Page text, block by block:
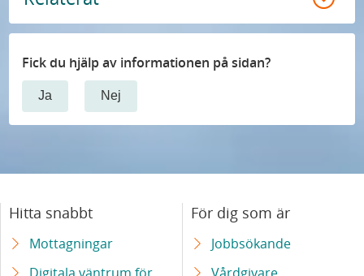
Fick du hjälp av informationen på sidan?
Ja Nej
Hitta snabbt
Mottagningar
Digitala väntrum för
För dig som är
Jobbsökande
Vårdgivare